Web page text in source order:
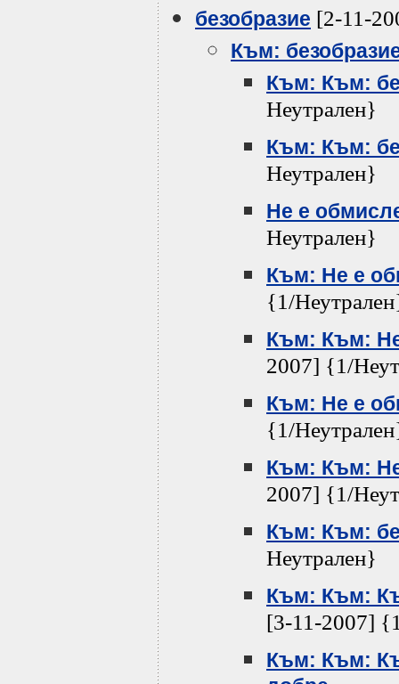
безобразие [2-11-
Към:
Към: Към:
Неутрален}
Към: Към:
Неутрален}
Не е
Неутрален}
Към: Не е
{1/
Към: Към:
2007] {1/
Към: Не е
{1/
Към: Към:
2007] {1/
Към: Към:
Неутрален}
Към: Към:
[3-11-2007]
Към: Към: